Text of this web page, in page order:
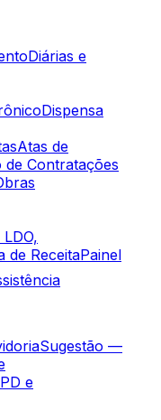
Diárias e
Dispensa
Atas de
de Contratações
de ReceitaPainel
Sugestão —
e